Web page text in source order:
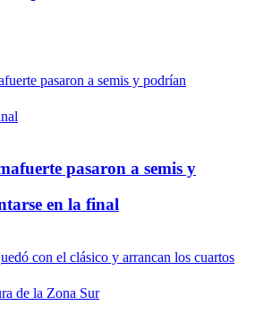
pasaron a semis y
en la final